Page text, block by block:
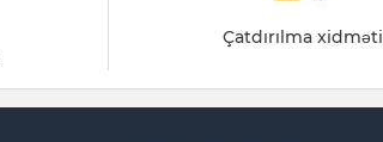
Çatdırılma xidməti